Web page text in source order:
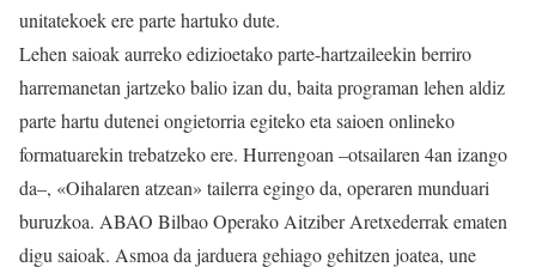
unitatekoek ere parte hartuko dute.
Lehen saioak aurreko edizioetako parte-hartzaileekin berriro
harremanetan jartzeko balio izan du, baita programan lehen aldiz
parte hartu dutenei ongietorria egiteko eta saioen onlineko
formatuarekin trebatzeko ere. Hurrengoan –otsailaren 4an izango
da–, «Oihalaren atzean» tailerra egingo da, operaren munduari
buruzkoa. ABAO Bilbao Operako Aitziber Aretxederrak ematen
digu saioak. Asmoa da jarduera gehiago gehitzen joatea, une